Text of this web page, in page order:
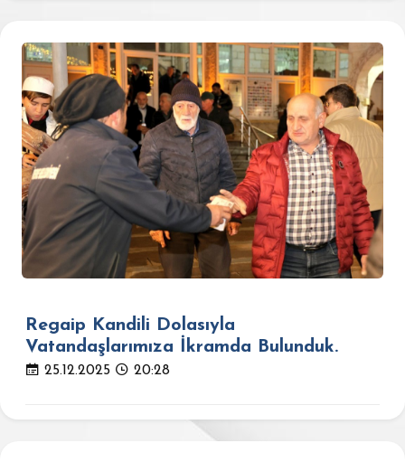
Regaip Kandili Dolasıyla
Vatandaşlarımıza İkramda Bulunduk.
25.12.2025 20:28